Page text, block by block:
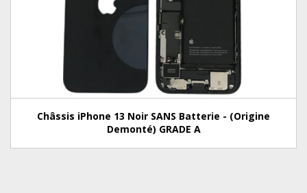
Châssis iPhone 13 Noir SANS Batterie - (Origine
Demonté) GRADE A